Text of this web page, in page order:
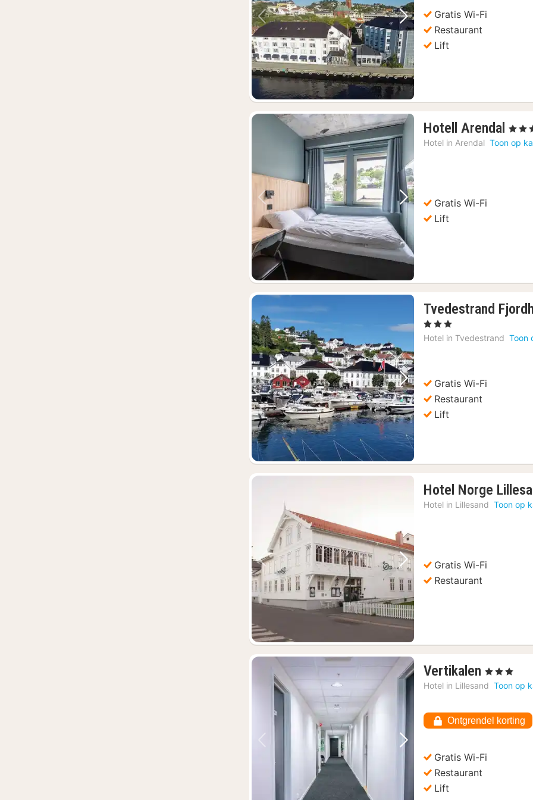
Vorige foto Volgende foto
Gratis Wi-Fi
Restaurant
Lift
Vorige foto Volgende foto
Hotell Arendal 1
, 3
Hotel in Arendal Toon op
Gratis Wi-Fi
Lift
Vorige foto Volgende foto
Tvedestrand
, 3 Sterren
Hotel in Tvedestrand Toon
Gratis Wi-Fi
Restaurant
Lift
Vorige foto Volgende foto
Hotel Norge
Hotel in Lillesand Toon op
Gratis Wi-Fi
Restaurant
Vorige foto Volgende foto
Vertikalen 1
nacht
110,81
€
, 3 Sterren
Hotel in Lillesand Toon op
Ontgrendel korting
Gratis Wi-Fi
Restaurant
Lift